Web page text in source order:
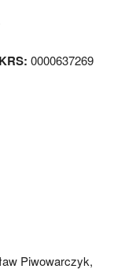
KRS: 0000637269
Piwowarczyk,